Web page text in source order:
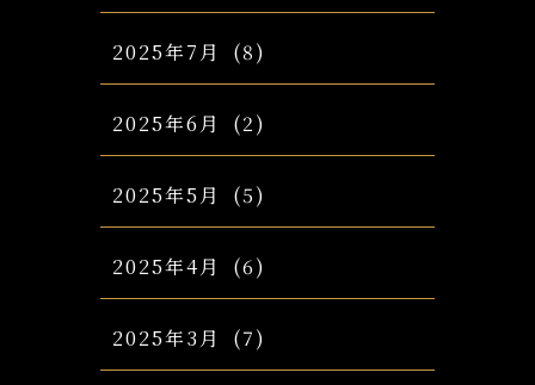
2025年7月 (8)
2025年6月 (2)
2025年5月 (5)
2025年4月 (6)
2025年3月 (7)